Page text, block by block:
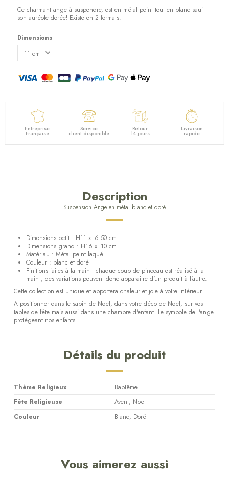
Ce charmant ange à suspendre, est en métal peint tout en blanc sauf
son auréole dorée! Existe en 2 formats.
Dimensions
Entreprise
Française
Service
client disponible
Retour
14 jours
Livraison
rapide
Description
Suspension Ange en métal blanc et doré
Dimensions petit : H11 x l6.50 cm
Dimensions grand : H16 x l10 cm
Matériau : Métal peint laqué
Couleur : blanc et doré
Finitions faites à la main - chaque coup de pinceau est réalisé à la
main ; des variations peuvent donc apparaître d'un produit à l'autre.
Cette collection est unique et apportera chaleur et joie à votre intérieur.
A positionner dans le sapin de Noël, dans votre déco de Noël, sur vos
tables de fête mais aussi dans une chambre d'enfant. Le symbole de l'ange
protégeant nos enfants.
Détails du produit
Thème Religieux
Baptême
Fête Religieuse
Avent, Noël
Couleur
Blanc, Doré
Vous aimerez aussi